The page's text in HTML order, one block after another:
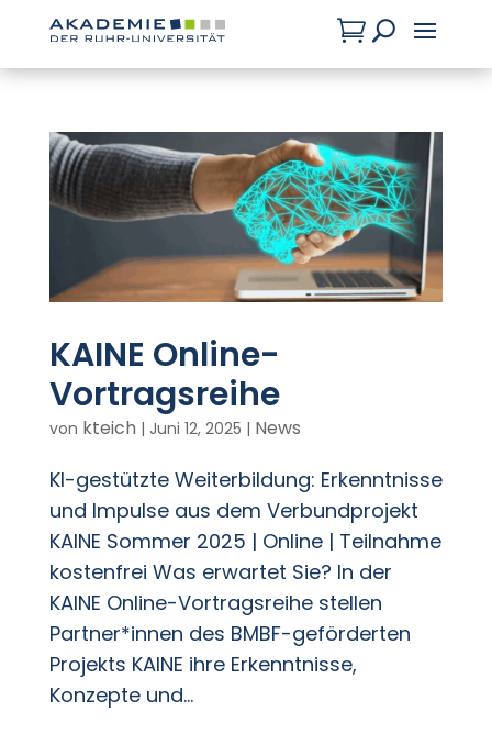
U

KAINE Online-
Vortragsreihe
von kteich | Juni 12, 2025 | News
KI-gestützte Weiterbildung: Erkenntnisse
und Impulse aus dem Verbundprojekt
KAINE Sommer 2025 | Online | Teilnahme
kostenfrei Was erwartet Sie? In der
KAINE Online-Vortragsreihe stellen
Partner*innen des BMBF-geförderten
Projekts KAINE ihre Erkenntnisse,
Konzepte und...